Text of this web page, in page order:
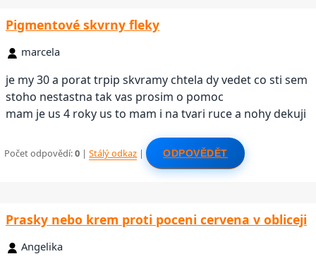
Pigmentové skvrny fleky
marcela
je my 30 a porat trpip skvramy chtela dy vedet co sti sem
stoho nestastna tak vas prosim o pomoc
mam je us 4 roky us to mam i na tvari ruce a nohy dekuji
Počet odpovědí:0 |Stálý odkaz | ODPOVĚDĚT
Prasky nebo krem proti poceni cervena v obliceji
Angelika